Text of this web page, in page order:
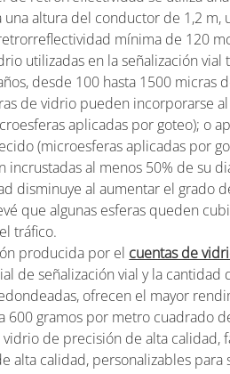
altura del conductor de 1,2
mínima de 120
utilizadas en la señalización
desde 100 hasta 1500
de vidrio pueden incorporarse
aplicadas por goteo); o
(microesferas aplicadas por
al menos 50% de su
disminuye al aumentar el grado
que algunas esferas queden
tráfico.
producida por el cuentas de
de señalización vial y la
ofrecen el mayor
gramos por metro cuadrado
de precisión de alta
alta calidad, personalizables